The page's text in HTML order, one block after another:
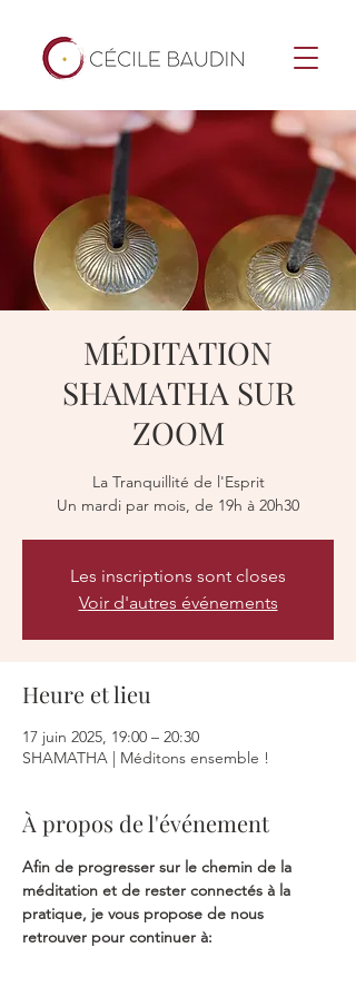
MÉDITATION
SHAMATHA SUR
ZOOM
La Tranquillité de l'Esprit
Un mardi par mois, de 19h à 20h30
Les inscriptions sont closes
Voir d'autres événements
Heure et lieu
17 juin 2025, 19:00 – 20:30
SHAMATHA | Méditons ensemble !
À propos de l'événement
Afin de progresser sur le chemin de la
méditation et de rester connectés à la
pratique, je vous propose de nous
retrouver pour continuer à: